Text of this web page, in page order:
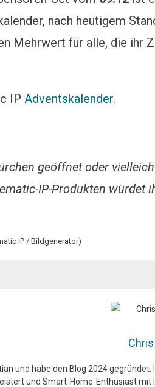
nach heutigem
Mehrwert für alle, die ihr
IP Adventskalender.
geöffnet oder
IP-Produkten würdet
IP / Bildgenerator)
Chris
und habe den Blog 2024
und Smart-Home-Enthusiast